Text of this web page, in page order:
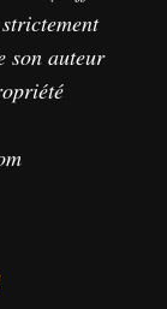
son auteur